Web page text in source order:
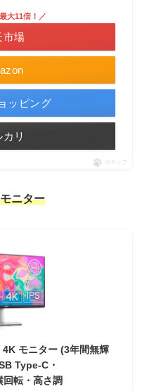
大11倍！／
市場
ッピング
カリ
ポチップ
ニター
モニター (3年間無輝
Type-C・
転・高さ調